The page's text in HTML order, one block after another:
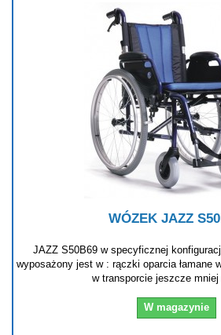
WÓZEK JAZZ
JAZZ S50B69 w specyficznej
wyposażony jest w : rączki oparcia łamane
w transporcie jeszcze
W magazynie